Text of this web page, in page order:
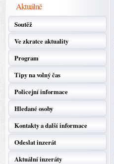
Aktuálně
Soutěž
Ve zkratce aktuality
Program
Tipy na volný čas
Policejní informace
Hledané osoby
Kontakty a další informace
Odeslat inzerát
Aktuální inzeráty